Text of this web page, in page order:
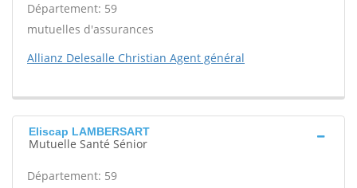
Département: 59
mutuelles d'assurances
Allianz Delesalle Christian Agent général
Eliscap LAMBERSART
Mutuelle Santé Sénior
Département: 59